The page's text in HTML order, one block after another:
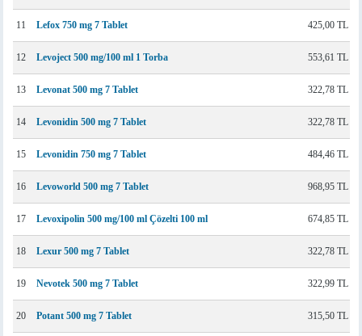
11 Lefox 750 mg 7 Tablet 425,00 TL
12 Levoject 500 mg/100 ml 1 Torba 553,61 TL
13 Levonat 500 mg 7 Tablet 322,78 TL
14 Levonidin 500 mg 7 Tablet 322,78 TL
15 Levonidin 750 mg 7 Tablet 484,46 TL
16 Levoworld 500 mg 7 Tablet 968,95 TL
17 Levoxipolin 500 mg/100 ml Çözelti 100 ml 674,85 TL
18 Lexur 500 mg 7 Tablet 322,78 TL
19 Nevotek 500 mg 7 Tablet 322,99 TL
20 Potant 500 mg 7 Tablet 315,50 TL